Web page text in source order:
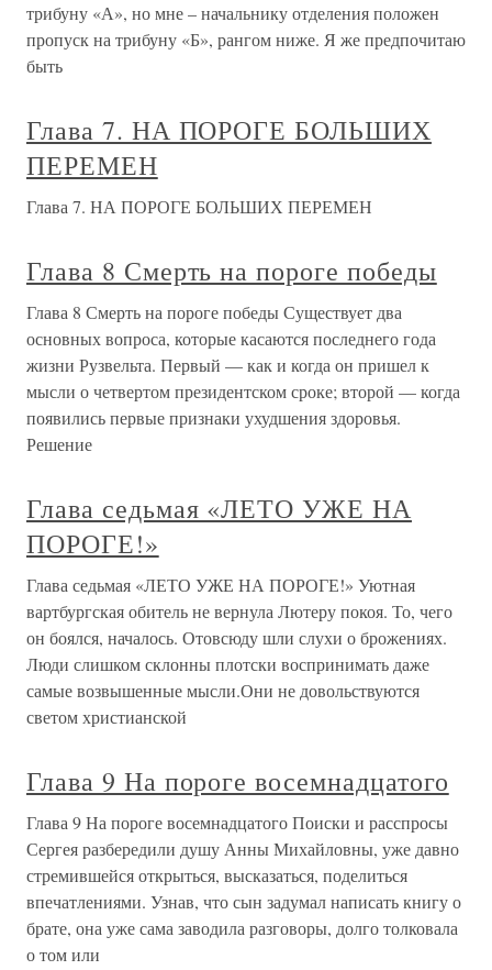
трибуну «А», но мне – начальнику отделения положен
пропуск на трибуну «Б», рангом ниже. Я же предпочитаю
быть
Глава 7. НА ПОРОГЕ БОЛЬШИХ
ПЕРЕМЕН
Глава 7. НА ПОРОГЕ БОЛЬШИХ ПЕРЕМЕН
Глава 8 Смерть на пороге победы
Глава 8 Смерть на пороге победы Существует два
основных вопроса, которые касаются последнего года
жизни Рузвельта. Первый — как и когда он пришел к
мысли о четвертом президентском сроке; второй — когда
появились первые признаки ухудшения здоровья.
Решение
Глава седьмая «ЛЕТО УЖЕ НА
ПОРОГЕ!»
Глава седьмая «ЛЕТО УЖЕ НА ПОРОГЕ!» Уютная
вартбургская обитель не вернула Лютеру покоя. То, чего
он боялся, началось. Отовсюду шли слухи о брожениях.
Люди слишком склонны плотски воспринимать даже
самые возвышенные мысли.Они не довольствуются
светом христианской
Глава 9 На пороге восемнадцатого
Глава 9 На пороге восемнадцатого Поиски и расспросы
Сергея разбередили душу Анны Михайловны, уже давно
стремившейся открыться, высказаться, поделиться
впечатлениями. Узнав, что сын задумал написать книгу о
брате, она уже сама заводила разговоры, долго толковала
о том или